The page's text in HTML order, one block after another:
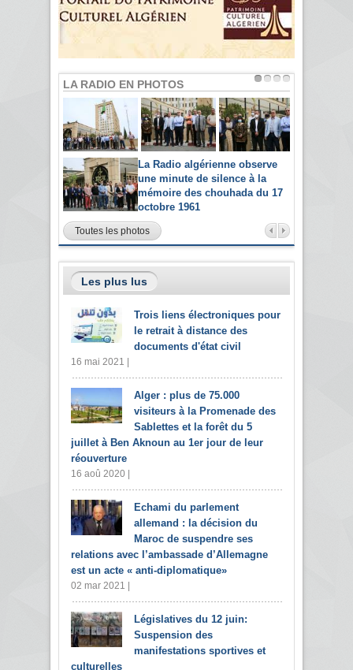
LA RADIO EN PHOTOS
La Radio algérienne observe
une minute de silence à la
mémoire des chouhada du 17
octobre 1961
Toutes les photos
Les plus lus
Trois liens électroniques pour
le retrait à distance des
documents d'état civil
16 mai 2021 |
Alger : plus de 75.000
visiteurs à la Promenade des
Sablettes et la forêt du 5
juillet à Ben Aknoun au 1er jour de leur
réouverture
16 aoû 2020 |
Echami du parlement
allemand : la décision du
Maroc de suspendre ses
relations avec l’ambassade d’Allemagne
est un acte « anti-diplomatique»
02 mar 2021 |
Législatives du 12 juin:
Suspension des
manifestations sportives et
culturelles